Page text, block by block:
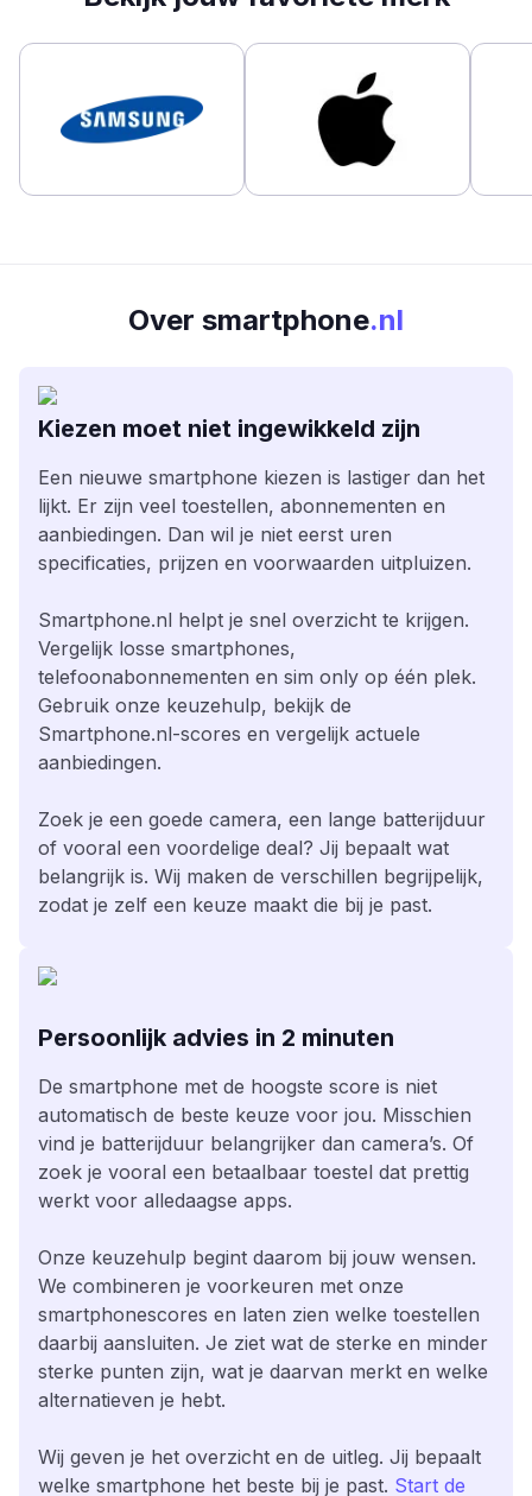
Over smartphone.nl
Kiezen moet niet ingewikkeld zijn
Een nieuwe smartphone kiezen is lastiger dan het
lijkt. Er zijn veel toestellen, abonnementen en
aanbiedingen. Dan wil je niet eerst uren
specificaties, prijzen en voorwaarden uitpluizen.
Smartphone.nl helpt je snel overzicht te krijgen.
Vergelijk losse smartphones,
telefoonabonnementen en sim only op één plek.
Gebruik onze keuzehulp, bekijk de
Smartphone.nl-scores en vergelijk actuele
aanbiedingen.
Zoek je een goede camera, een lange batterijduur
of vooral een voordelige deal? Jij bepaalt wat
belangrijk is. Wij maken de verschillen begrijpelijk,
zodat je zelf een keuze maakt die bij je past.
Persoonlijk advies in 2 minuten
De smartphone met de hoogste score is niet
automatisch de beste keuze voor jou. Misschien
vind je batterijduur belangrijker dan camera’s. Of
zoek je vooral een betaalbaar toestel dat prettig
werkt voor alledaagse apps.
Onze keuzehulp begint daarom bij jouw wensen.
We combineren je voorkeuren met onze
smartphonescores en laten zien welke toestellen
daarbij aansluiten. Je ziet wat de sterke en minder
sterke punten zijn, wat je daarvan merkt en welke
alternatieven je hebt.
Wij geven je het overzicht en de uitleg. Jij bepaalt
welke smartphone het beste bij je past. Start de